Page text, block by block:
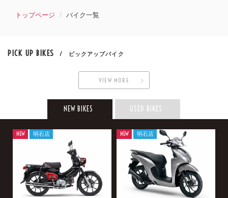
トップページ バイク一覧
PICK UP BIKES / ピックアップバイク
VIEW MORE
NEW BIKES USED BIKES
NEW 明石店 NEW 明石店